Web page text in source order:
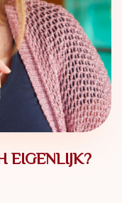
EIGENLIJK?